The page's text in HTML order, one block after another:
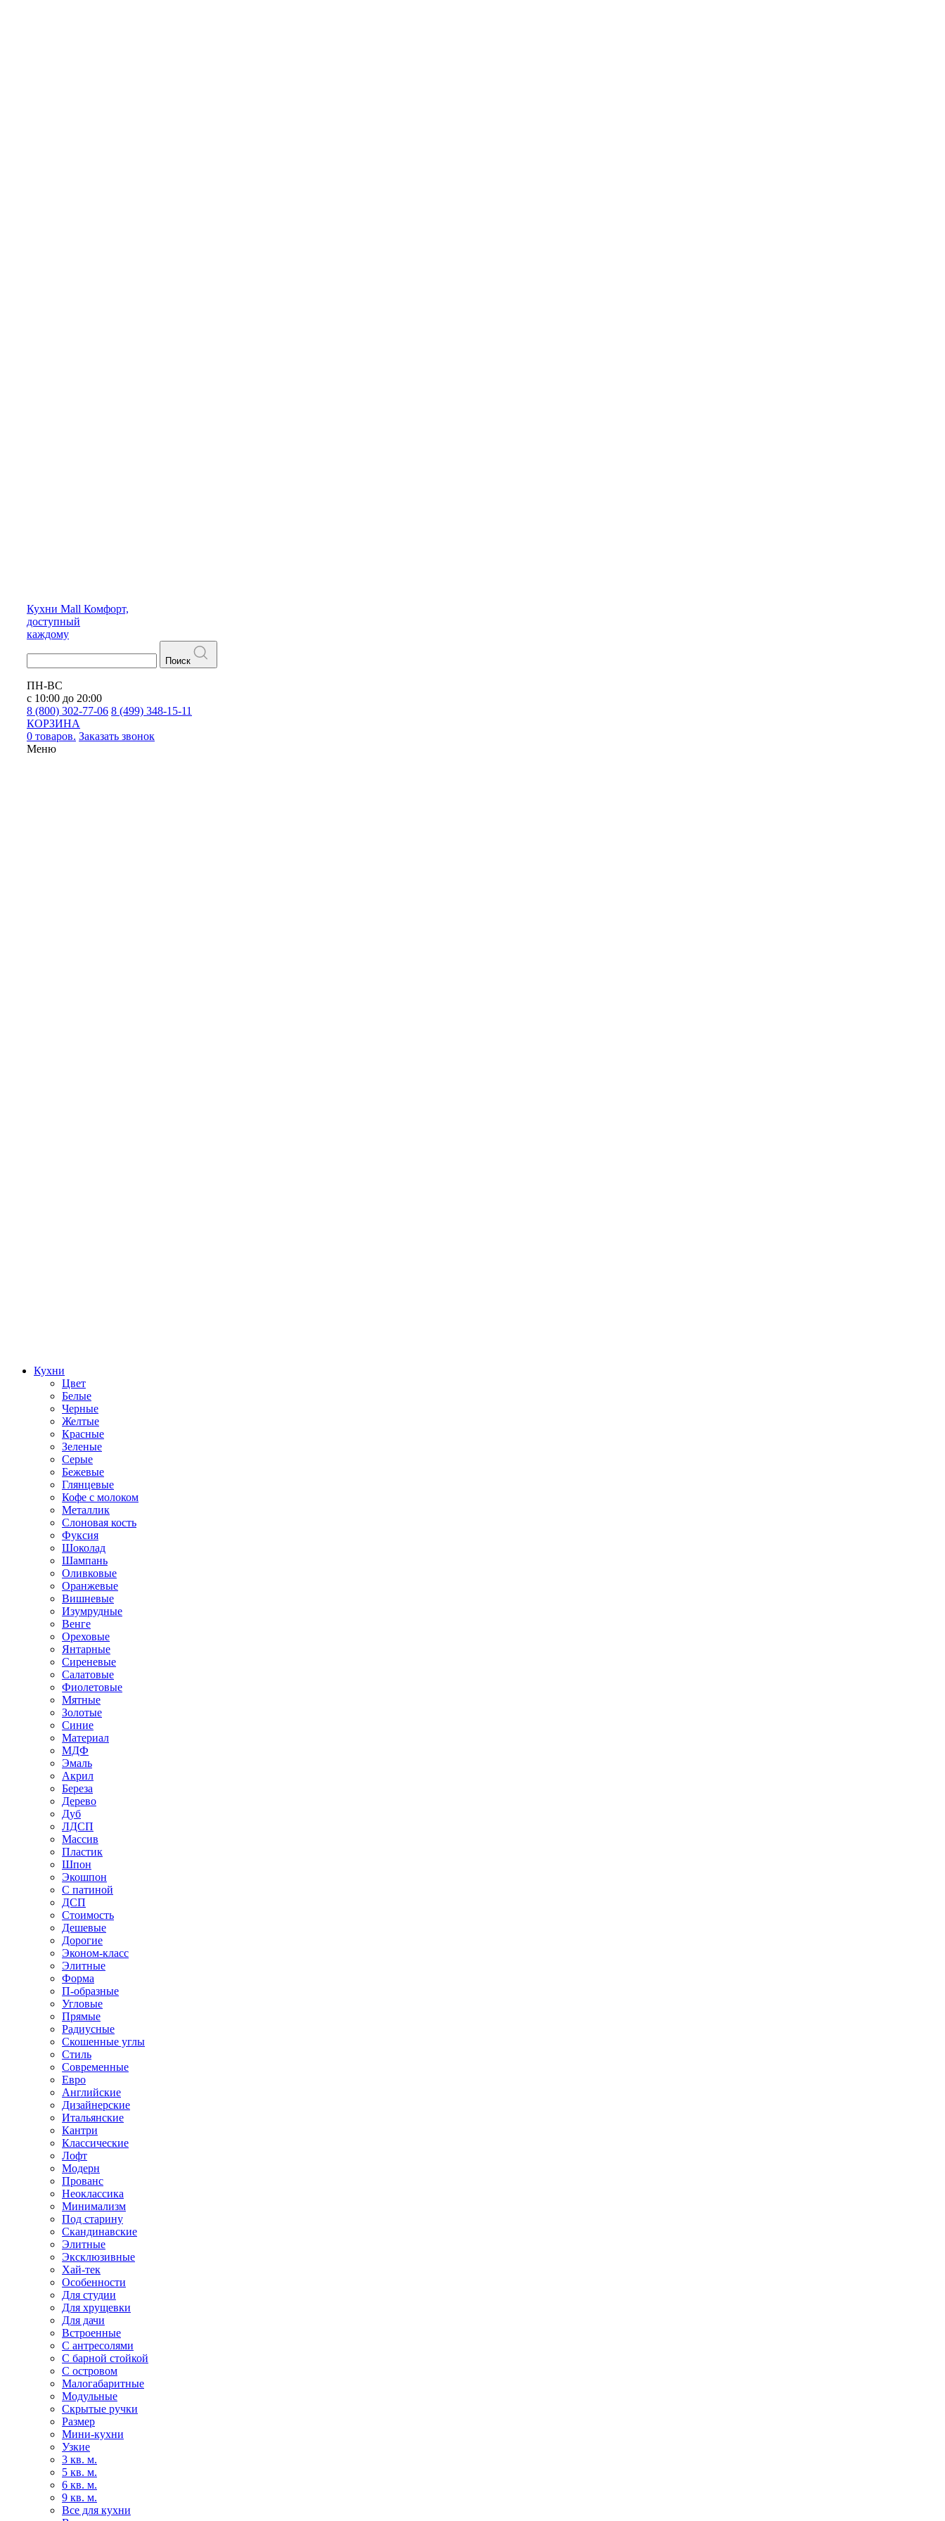
Кухни Mall Комфорт,
доступный
каждому
Поиск
ПН-ВС
с 10:00 до 20:00
8 (800) 302-77-06 8 (499) 348-15-11
КОРЗИНА
0 товаров. Заказать звонок
Меню
Кухни
Цвет
Белые
Черные
Желтые
Красные
Зеленые
Серые
Бежевые
Глянцевые
Кофе с молоком
Металлик
Слоновая кость
Фуксия
Шоколад
Шампань
Оливковые
Оранжевые
Вишневые
Изумрудные
Венге
Ореховые
Янтарные
Сиреневые
Салатовые
Фиолетовые
Мятные
Золотые
Синие
Материал
МДФ
Эмаль
Акрил
Береза
Дерево
Дуб
ЛДСП
Массив
Пластик
Шпон
Экошпон
С патиной
ДСП
Стоимость
Дешевые
Дорогие
Эконом-класс
Элитные
Форма
П-образные
Угловые
Прямые
Радиусные
Скошенные углы
Стиль
Современные
Евро
Английские
Дизайнерские
Итальянские
Кантри
Классические
Лофт
Модерн
Прованс
Неоклассика
Минимализм
Под старину
Скандинавские
Элитные
Эксклюзивные
Хай-тек
Особенности
Для студии
Для хрущевки
Для дачи
Встроенные
С антресолями
С барной стойкой
С островом
Малогабаритные
Модульные
Скрытые ручки
Размер
Мини-кухни
Узкие
3 кв. м.
5 кв. м.
6 кв. м.
9 кв. м.
Все для кухни